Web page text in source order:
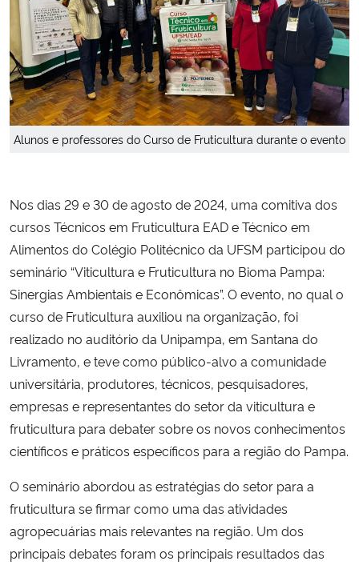
Secretaria de Governo
Gabinete de Segurança Institucional
Advocacia-Geral da União
Banco Central do Brasil
Alunos e professores do Curso de Fruticultura durante o evento
Nos dias 29 e 30 de agosto de 2024, uma comitiva dos
cursos Técnicos em Fruticultura EAD e Técnico em
Alimentos do Colégio Politécnico da UFSM participou do
seminário “Viticultura e Fruticultura no Bioma Pampa:
Sinergias Ambientais e Econômicas”. O evento, no qual o
curso de Fruticultura auxiliou na organização, foi
realizado no auditório da Unipampa, em Santana do
Livramento, e teve como público-alvo a comunidade
universitária, produtores, técnicos, pesquisadores,
empresas e representantes do setor da viticultura e
fruticultura para debater sobre os novos conhecimentos
científicos e práticos específicos para a região do Pampa.
O seminário abordou as estratégias do setor para a
fruticultura se firmar como uma das atividades
agropecuárias mais relevantes na região. Um dos
principais debates foram os principais resultados das